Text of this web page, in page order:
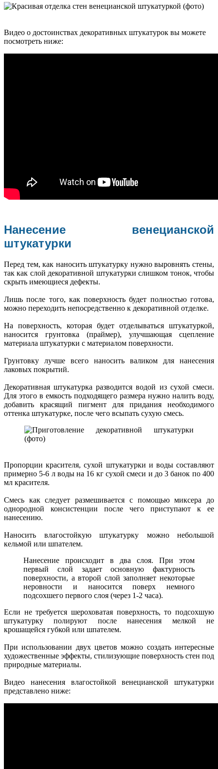
Видео о достоинствах декоративных штукатурок вы можете
посмотреть ниже:
Нанесение венецианской
штукатурки
Перед тем, как наносить штукатурку нужно выровнять стены,
так как слой декоративной штукатурки слишком тонок, чтобы
скрыть имеющиеся дефекты.
Лишь после того, как поверхность будет полностью готова,
можно переходить непосредственно к декоративной отделке.
На поверхность, которая будет отделываться штукатуркой,
наносится грунтовка (праймер), улучшающая сцепление
материала штукатурки с материалом поверхности.
Грунтовку лучше всего наносить валиком для нанесения
лаковых покрытий.
Декоративная штукатурка разводится водой из сухой смеси.
Для этого в емкость подходящего размера нужно налить воду,
добавить красящий пигмент для придания необходимого
оттенка штукатурке, после чего всыпать сухую смесь.
Пропорции красителя, сухой штукатурки и воды составляют
примерно 5-6 л воды на 16 кг сухой смеси и до 3 банок по 400
мл красителя.
Смесь как следует размешивается с помощью миксера до
однородной консистенции после чего приступают к ее
нанесению.
Наносить влагостойкую штукатурку можно небольшой
кельмой или шпателем.
Нанесение происходит в два слоя. При этом
первый слой задает основную фактурность
поверхности, а второй слой заполняет некоторые
неровности и наносится поверх немного
подсохшего первого слоя (через 1-2 часа).
Если не требуется шероховатая поверхность, то подсохшую
штукатурку полируют после нанесения мелкой не
крошащейся губкой или шпателем.
При использовании двух цветов можно создать интересные
художественные эффекты, стилизующие поверхность стен под
природные материалы.
Видео нанесения влагостойкой венецианской штукатурки
представлено ниже: